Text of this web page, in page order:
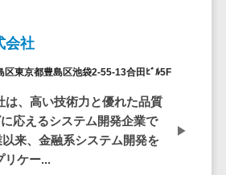
解析・画像検査>
ックチェーン
想通貨>
NFT>
庁・自治体向け
（地理情報システム）>
サンドボック
ービス
WAF
会社
東京都豊島区池袋2-55-13合田ﾋﾞﾙ5F
は、高い技術力と優れた品質
応えるシステム開発企業で
来、金融系システム開発を
リケー...